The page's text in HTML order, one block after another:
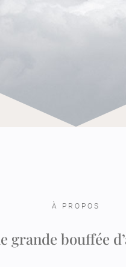
À PROPOS
grande bouffée